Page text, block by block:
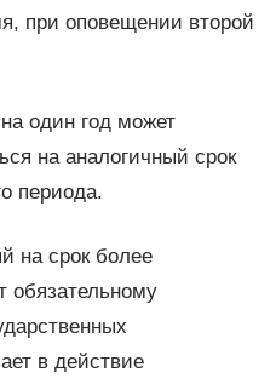
при оповещении второй
один год может
на аналогичный срок
периода.
на срок более
обязательному
в действие